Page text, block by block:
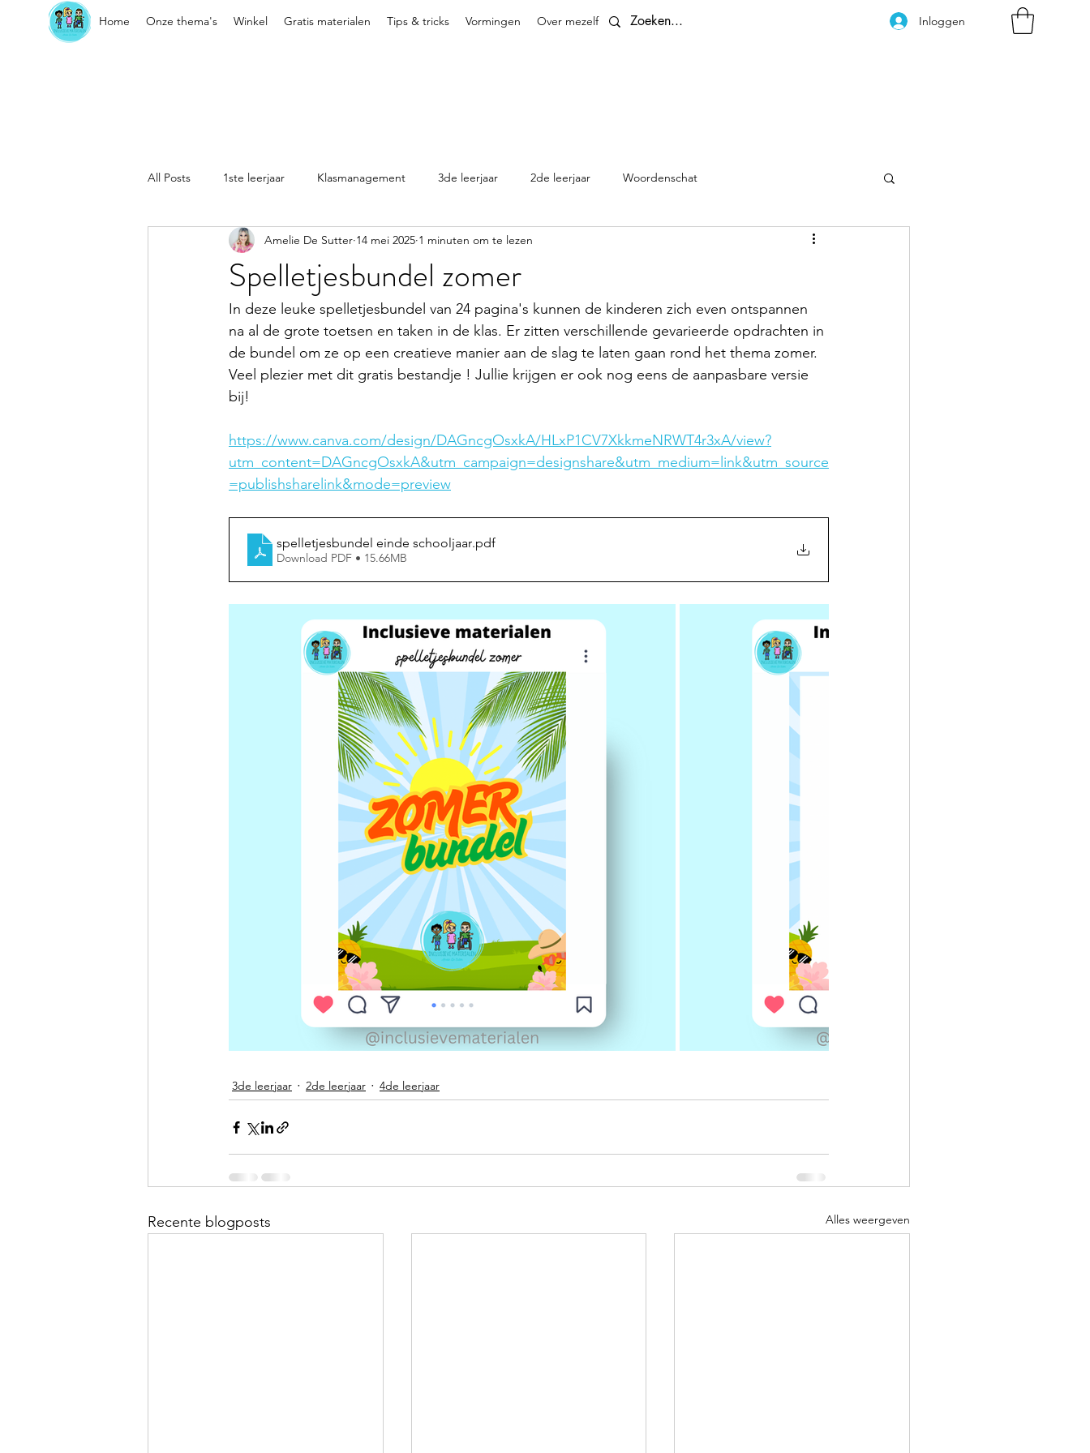
Home Onze thema's Winkel Gratis materialen Tips & tricks Vormingen Over mezelf Contact Inloggen
All Posts 1ste leerjaar Klasmanagement 3de leerjaar 2de leerjaar Woordenschat
Sociaal-emotionele vaardigheden 4de leerjaar planningen
Klasorganisatie Klasthema's en kalenders
Spelletjesbundel zomer
Amelie De Sutter 14 mei 2025 1 minuten om te lezen
In deze leuke spelletjesbundel van 24 pagina's kunnen de kinderen zich even ontspannen
na al de grote toetsen en taken in de klas. Er zitten verschillende gevarieerde opdrachten in
de bundel om ze op een creatieve manier aan de slag te laten gaan rond het thema zomer.
Veel plezier met dit gratis bestandje ! Jullie krijgen er ook nog eens de aanpasbare versie
bij!
https://www.canva.com/design/DAGncgOsxkA/HLxP1CV7XkkmeNRWT4r3xA/view?
utm_content=DAGncgOsxkA&utm_campaign=designshare&utm_medium=link&utm_source
=publishsharelink&mode=preview
spelletjesbundel einde schooljaar.pdf
Download PDF • 15.66MB
3de leerjaar 2de leerjaar 4de leerjaar
Recente blogposts Alles weergeven